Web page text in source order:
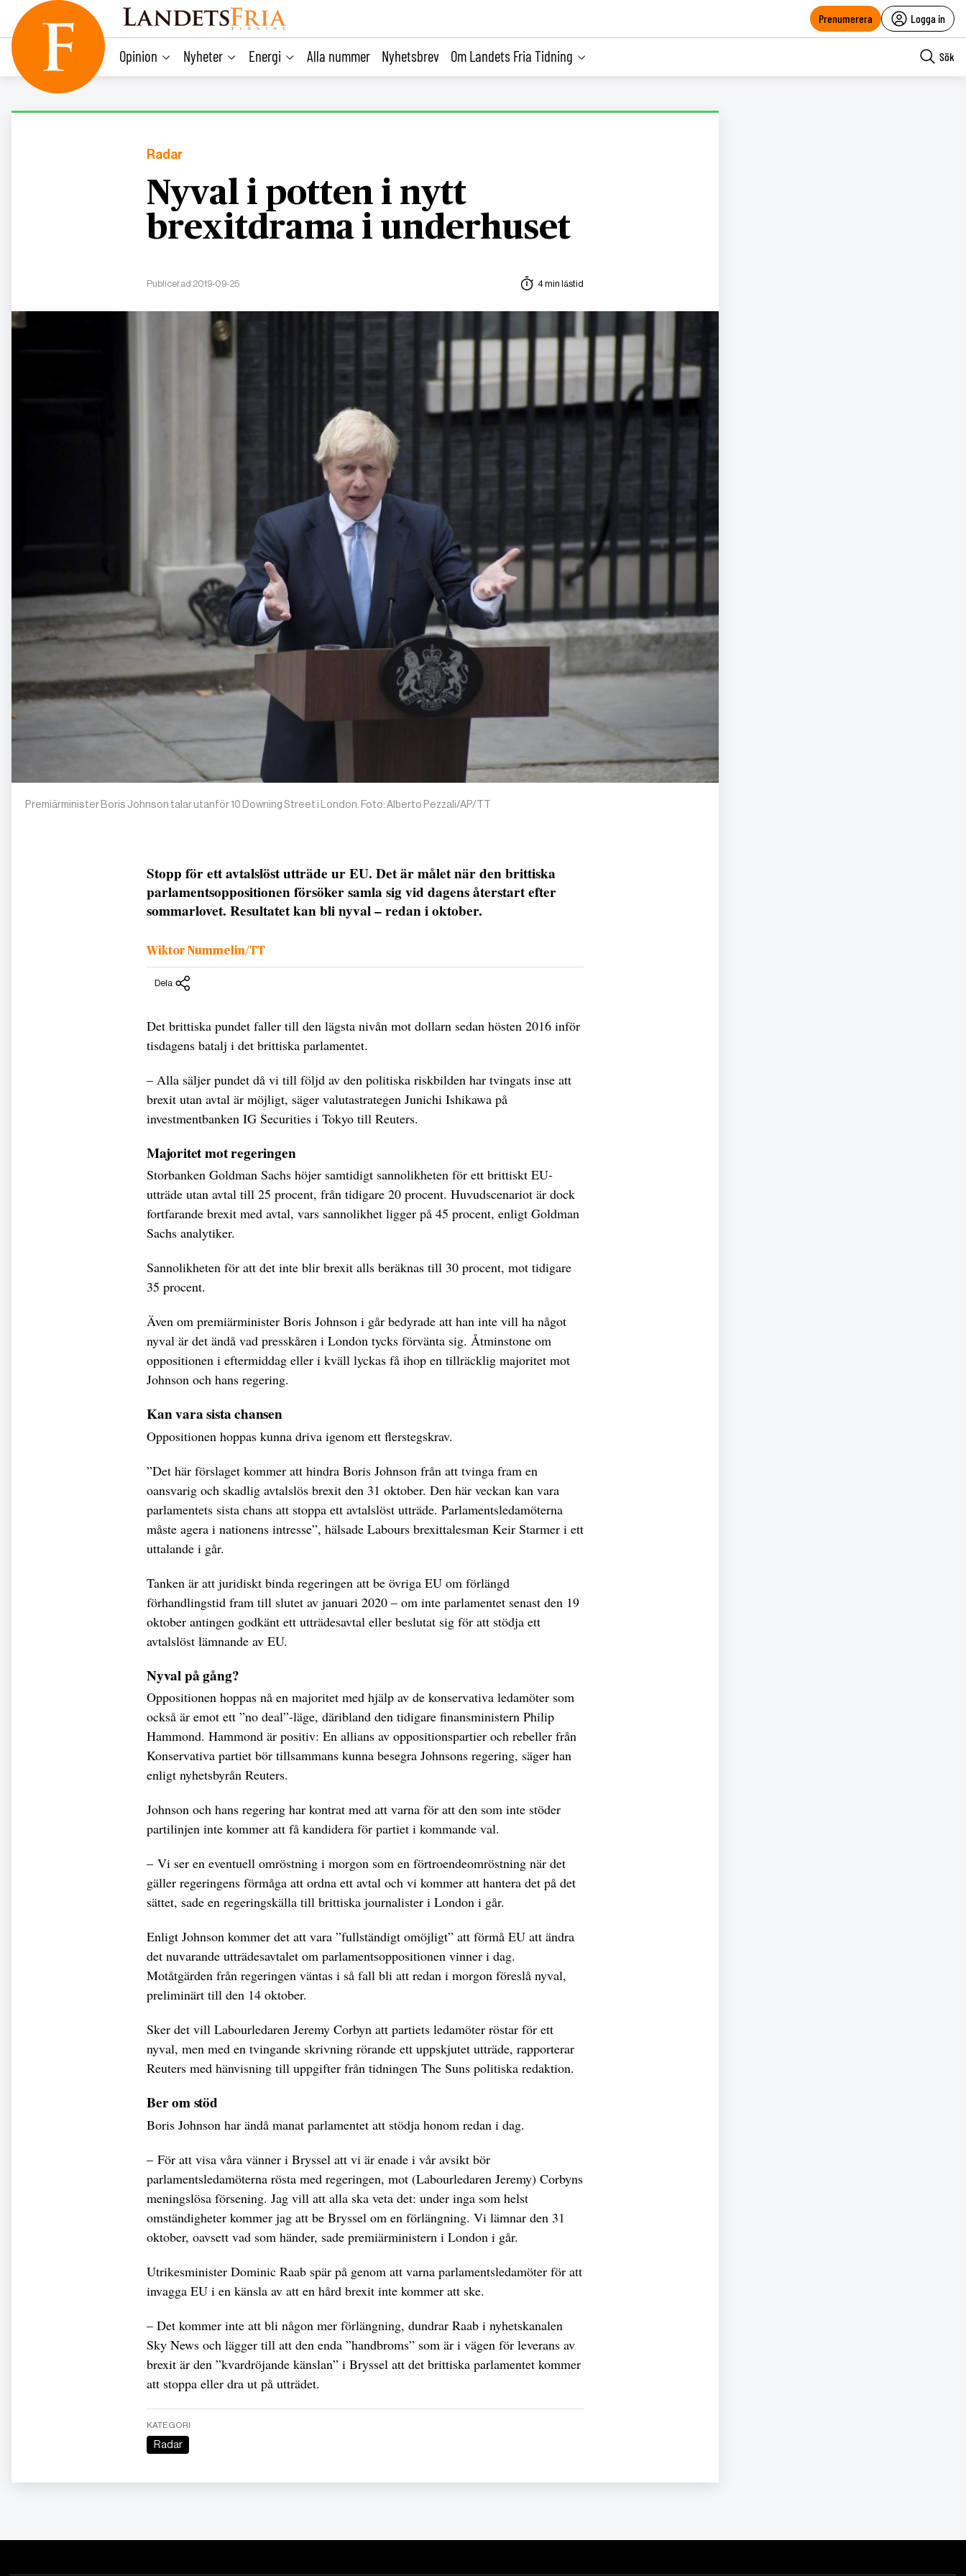
content
Prenumerera Logga in
Opinion Nyheter Energi Alla nummer Nyhetsbrev Om Landets Fria Tidning Sök
Radar
Nyval i potten i nytt
brexitdrama i underhuset
Publicerad 2019-09-25 4 min lästid
Premiärminister Boris Johnson talar utanför 10 Downing Street i London. Foto: Alberto Pezzali/AP/TT
Stopp för ett avtalslöst utträde ur EU. Det är målet när den brittiska
parlamentsoppositionen försöker samla sig vid dagens återstart efter
sommarlovet. Resultatet kan bli nyval – redan i oktober.
Wiktor Nummelin/TT
Dela
Det brittiska pundet faller till den lägsta nivån mot dollarn sedan hösten 2016 inför
tisdagens batalj i det brittiska parlamentet.
– Alla säljer pundet då vi till följd av den politiska riskbilden har tvingats inse att
brexit utan avtal är möjligt, säger valutastrategen Junichi Ishikawa på
investmentbanken IG Securities i Tokyo till Reuters.
Majoritet mot regeringen
Storbanken Goldman Sachs höjer samtidigt sannolikheten för ett brittiskt EU-
utträde utan avtal till 25 procent, från tidigare 20 procent. Huvudscenariot är dock
fortfarande brexit med avtal, vars sannolikhet ligger på 45 procent, enligt Goldman
Sachs analytiker.
Sannolikheten för att det inte blir brexit alls beräknas till 30 procent, mot tidigare
35 procent.
Även om premiärminister Boris Johnson i går bedyrade att han inte vill ha något
nyval är det ändå vad presskåren i London tycks förvänta sig. Åtminstone om
oppositionen i eftermiddag eller i kväll lyckas få ihop en tillräcklig majoritet mot
Johnson och hans regering.
Kan vara sista chansen
Oppositionen hoppas kunna driva igenom ett flerstegskrav.
”Det här förslaget kommer att hindra Boris Johnson från att tvinga fram en
oansvarig och skadlig avtalslös brexit den 31 oktober. Den här veckan kan vara
parlamentets sista chans att stoppa ett avtalslöst utträde. Parlamentsledamöterna
måste agera i nationens intresse”, hälsade Labours brexittalesman Keir Starmer i ett
uttalande i går.
Tanken är att juridiskt binda regeringen att be övriga EU om förlängd
förhandlingstid fram till slutet av januari 2020 – om inte parlamentet senast den 19
oktober antingen godkänt ett utträdesavtal eller beslutat sig för att stödja ett
avtalslöst lämnande av EU.
Nyval på gång?
Oppositionen hoppas nå en majoritet med hjälp av de konservativa ledamöter som
också är emot ett ”no deal”-läge, däribland den tidigare finansministern Philip
Hammond. Hammond är positiv: En allians av oppositionspartier och rebeller från
Konservativa partiet bör tillsammans kunna besegra Johnsons regering, säger han
enligt nyhetsbyrån Reuters.
Johnson och hans regering har kontrat med att varna för att den som inte stöder
partilinjen inte kommer att få kandidera för partiet i kommande val.
– Vi ser en eventuell omröstning i morgon som en förtroendeomröstning när det
gäller regeringens förmåga att ordna ett avtal och vi kommer att hantera det på det
sättet, sade en regeringskälla till brittiska journalister i London i går.
Enligt Johnson kommer det att vara ”fullständigt omöjligt” att förmå EU att ändra
det nuvarande utträdesavtalet om parlamentsoppositionen vinner i dag.
Motåtgärden från regeringen väntas i så fall bli att redan i morgon föreslå nyval,
preliminärt till den 14 oktober.
Sker det vill Labourledaren Jeremy Corbyn att partiets ledamöter röstar för ett
nyval, men med en tvingande skrivning rörande ett uppskjutet utträde, rapporterar
Reuters med hänvisning till uppgifter från tidningen The Suns politiska redaktion.
Ber om stöd
Boris Johnson har ändå manat parlamentet att stödja honom redan i dag.
– För att visa våra vänner i Bryssel att vi är enade i vår avsikt bör
parlamentsledamöterna rösta med regeringen, mot (Labourledaren Jeremy) Corbyns
meningslösa försening. Jag vill att alla ska veta det: under inga som helst
omständigheter kommer jag att be Bryssel om en förlängning. Vi lämnar den 31
oktober, oavsett vad som händer, sade premiärministern i London i går.
Utrikesminister Dominic Raab spär på genom att varna parlamentsledamöter för att
invagga EU i en känsla av att en hård brexit inte kommer att ske.
– Det kommer inte att bli någon mer förlängning, dundrar Raab i nyhetskanalen
Sky News och lägger till att den enda ”handbroms” som är i vägen för leverans av
brexit är den ”kvardröjande känslan” i Bryssel att det brittiska parlamentet kommer
att stoppa eller dra ut på utträdet.
KATEGORI
Radar